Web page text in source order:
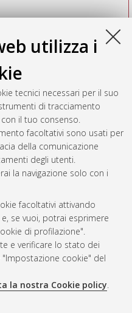
utilizza i
tecnici necessari per il suo
di tracciamento
il tuo consenso.
facoltativi sono usati per
della comunicazione
degli utenti.
la navigazione solo con i
facoltativi attivando
se vuoi, potrai esprimere
di profilazione".
e verificare lo stato dei
cookie" del
la nostra Cookie policy.
e